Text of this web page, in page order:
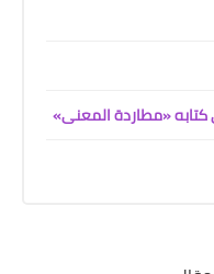
«مطاردة المعنى»